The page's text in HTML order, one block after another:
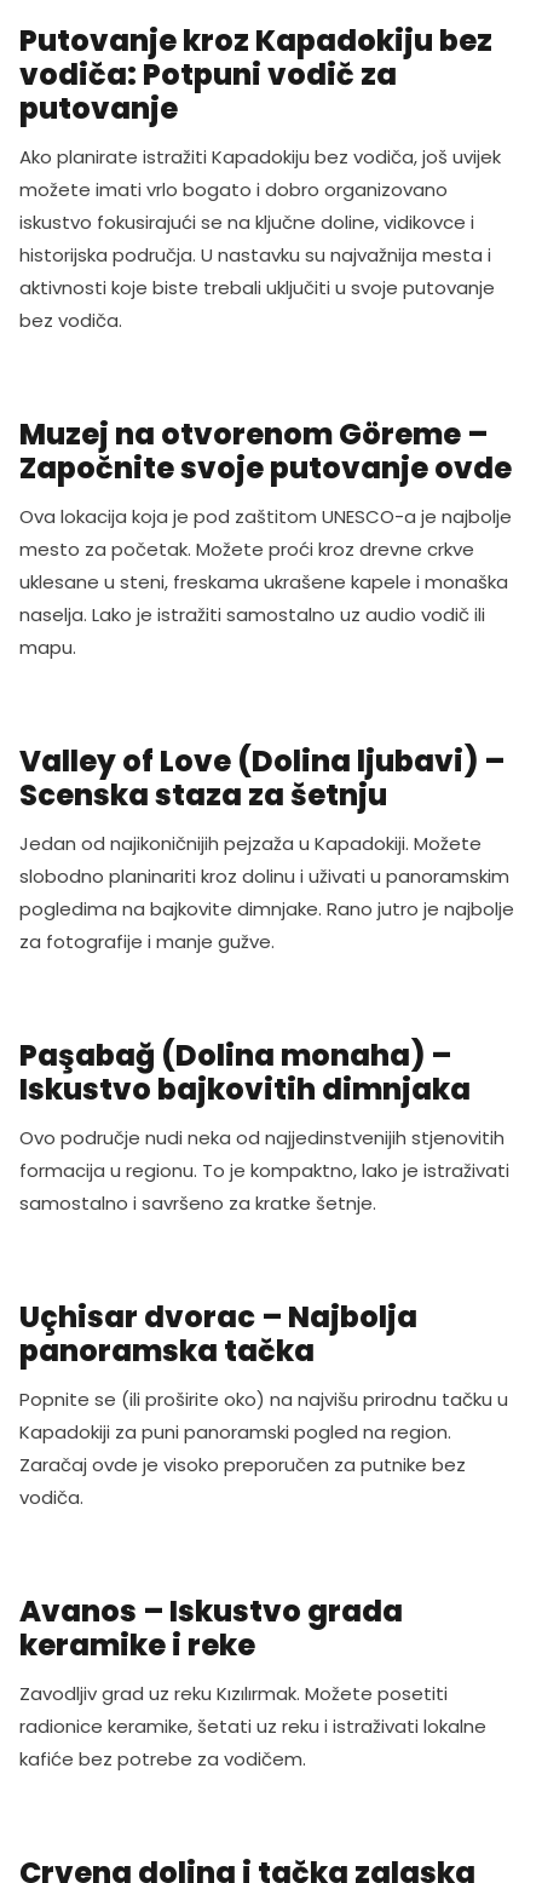
Putovanje kroz Kapadokiju bez
vodiča: Potpuni vodič za
putovanje
Ako planirate istražiti Kapadokiju bez vodiča, još uvijek
možete imati vrlo bogato i dobro organizovano
iskustvo fokusirajući se na ključne doline, vidikovce i
historijska područja. U nastavku su najvažnija mesta i
aktivnosti koje biste trebali uključiti u svoje putovanje
bez vodiča.
Muzej na otvorenom Göreme –
Započnite svoje putovanje ovde
Ova lokacija koja je pod zaštitom UNESCO-a je najbolje
mesto za početak. Možete proći kroz drevne crkve
uklesane u steni, freskama ukrašene kapele i monaška
naselja. Lako je istražiti samostalno uz audio vodič ili
mapu.
Valley of Love (Dolina ljubavi) –
Scenska staza za šetnju
Jedan od najikoničnijih pejzaža u Kapadokiji. Možete
slobodno planinariti kroz dolinu i uživati u panoramskim
pogledima na bajkovite dimnjake. Rano jutro je najbolje
za fotografije i manje gužve.
Paşabağ (Dolina monaha) –
Iskustvo bajkovitih dimnjaka
Ovo područje nudi neka od najjedinstvenijih stjenovitih
formacija u regionu. To je kompaktno, lako je istraživati
samostalno i savršeno za kratke šetnje.
Uçhisar dvorac – Najbolja
panoramska tačka
Popnite se (ili proširite oko) na najvišu prirodnu tačku u
Kapadokiji za puni panoramski pogled na region.
Zaračaj ovde je visoko preporučen za putnike bez
vodiča.
Avanos – Iskustvo grada
keramike i reke
Zavodljiv grad uz reku Kızılırmak. Možete posetiti
radionice keramike, šetati uz reku i istraživati lokalne
kafiće bez potrebe za vodičem.
Crvena dolina i tačka zalaska